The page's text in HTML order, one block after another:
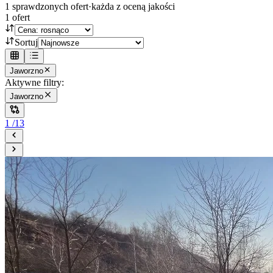
1 sprawdzonych ofert·każda z oceną jakości
1 ofert
Sortuj
Jaworzno
Aktywne filtry:
Jaworzno
1 /13